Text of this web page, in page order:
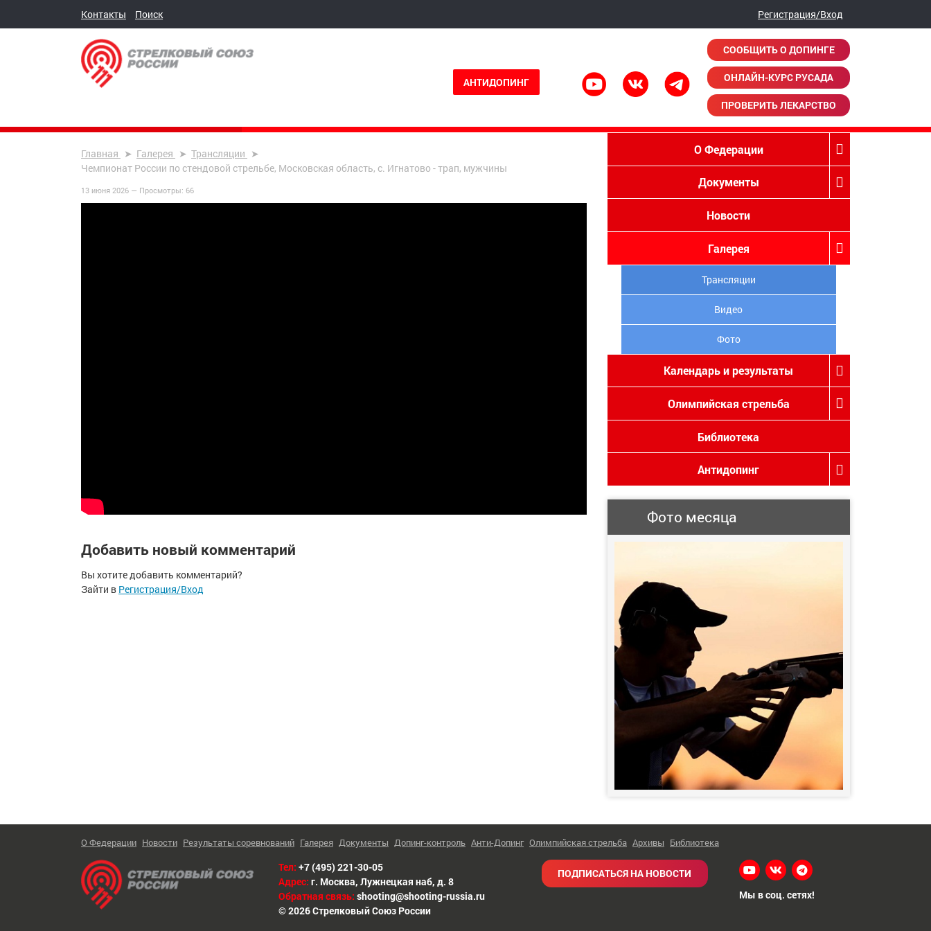
Контакты Поиск Регистрация/Вход
АНТИДОПИНГ
СООБЩИТЬ О ДОПИНГЕ
ОНЛАЙН-КУРС РУСАДА
ПРОВЕРИТЬ ЛЕКАРСТВО
Главная Галерея
Трансляции
Чемпионат России по стендовой стрельбе, Московская область, с. Игнатово - трап, мужчины
13 июня 2026 — Просмотры: 66
Добавить новый комментарий
Вы хотите добавить комментарий?
Зайти в Регистрация/Вход
О Федерации
Документы
Новости
Галерея
Трансляции
Видео
Фото
Календарь и результаты
Олимпийская стрельба
Библиотека
Антидопинг
Фото месяца
О Федерации Новости Результаты соревнований Галерея Документы Допинг-контроль Анти-Допинг Олимпийская стрельба Архивы Библиотека
Тел: +7 (495) 221-30-05
Адрес: г. Москва, Лужнецкая наб, д. 8
Обратная связь: shooting@shooting-russia.ru
© 2026 Стрелковый Союз России
ПОДПИСАТЬСЯ НА НОВОСТИ
Мы в соц. сетях!